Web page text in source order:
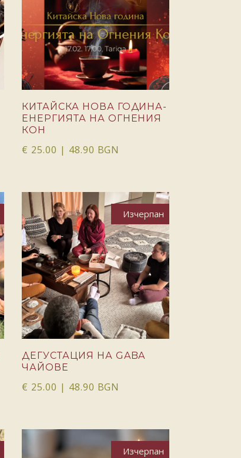
ОЩЕ
КИТАЙСКА НОВА ГОДИНА-
ЕНЕРГИЯТА НА ОГНЕНИЯ
КОН
€ 25.00 | 48.90 BGN
Изчерпан
ОЩЕ
ДЕГУСТАЦИЯ НА GABA
ЧАЙОВЕ
€ 25.00 | 48.90 BGN
Изчерпан